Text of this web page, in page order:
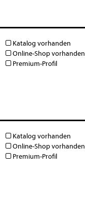
Katalog vorhanden
Online-Shop vorhanden
Premium-Profil
Katalog vorhanden
Online-Shop vorhanden
Premium-Profil